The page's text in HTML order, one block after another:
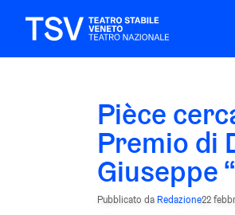
Pièce
Premio di
Giuseppe
Pubblicato da Redazione22